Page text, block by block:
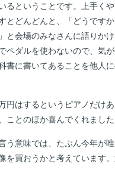
るということです。上手くや
とどんどんと、「どうです
と会場のみなさんに語りか
ペダルを使わないので、気
書に書いてあることを他人
円はするというピアノだけ
とのほか喜んでくれました
う意味では、たぶん今年が
を買おうかと考えています